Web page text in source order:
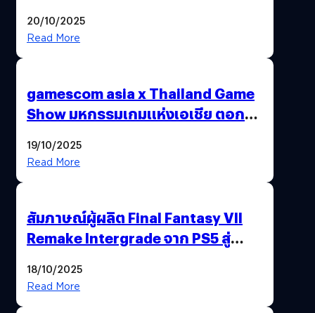
20/10/2025
Read More
gamescom asia x Thailand Game
Show มหกรรมเกมแห่งเอเชีย ตอกย้ำ
พาณิชย์ร่วมชูความสำเร็จ
19/10/2025
Read More
สัมภาษณ์ผู้ผลิต Final Fantasy VII
Remake Intergrade จาก PS5 สู่
18/10/2025
Read More